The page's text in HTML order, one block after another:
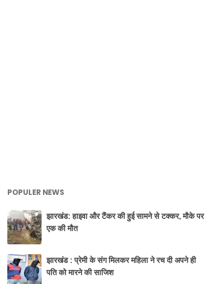
POPULER NEWS
झारखंड: हाइवा और टैंकर की हुई सामने से टक्कर, मौके पर
एक की मौत
झारखंड : प्रेमी के संग मिलकर महिला ने रच दी अपने ही
पति को मारने की साजिश